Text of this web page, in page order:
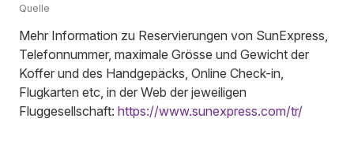
Quelle
Mehr Information zu Reservierungen von SunExpress,
Telefonnummer, maximale Grösse und Gewicht der
Koffer und des Handgepäcks, Online Check-in,
Flugkarten etc, in der Web der jeweiligen
Fluggesellschaft: https://www.sunexpress.com/tr/